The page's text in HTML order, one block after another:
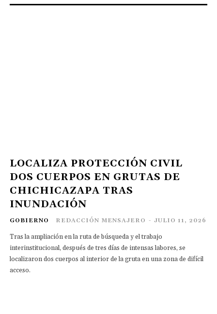
LOCALIZA PROTECCIÓN CIVIL
DOS CUERPOS EN GRUTAS DE
CHICHICAZAPA TRAS
INUNDACIÓN
GOBIERNO REDACCIÓN MENSAJERO - JULIO 11, 2026
Tras la ampliación en la ruta de búsqueda y el trabajo
interinstitucional, después de tres días de intensas labores, se
localizaron dos cuerpos al interior de la gruta en una zona de difícil
acceso.